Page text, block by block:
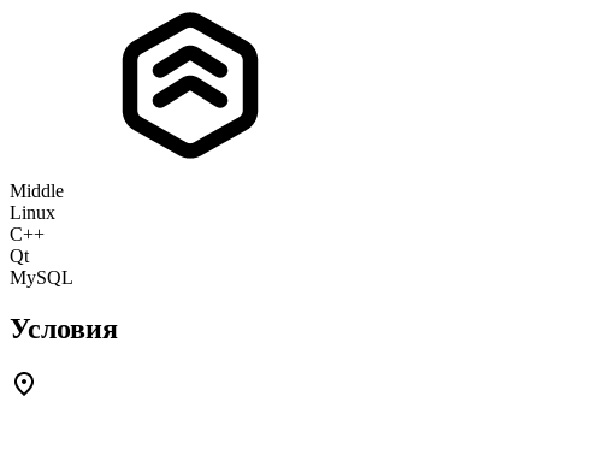
Middle
Linux
C++
Qt
MySQL
Условия